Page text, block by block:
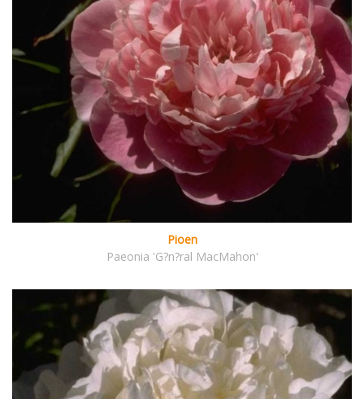
Pioen
Paeonia 'G?n?ral MacMahon'